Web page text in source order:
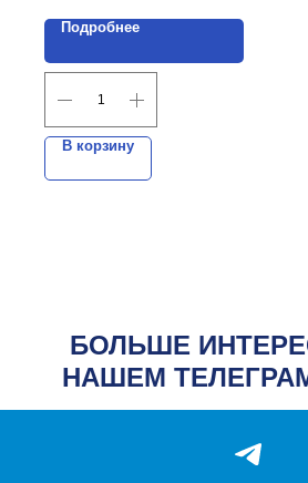
Подробнее
В корзину
БОЛЬШЕ
НАШЕМ
ИП Мовсесян Алексей Лукьянович
ИНН 616511704434
ОГРНИП 312616529200040
НАВИГАЦИЯ
КОНТАКТЫ